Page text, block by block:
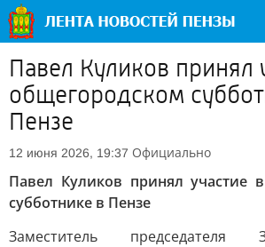
Павел Куликов принял
общегородском
Пензе
12 июня 2026, 19:37 Официально
Павел Куликов принял участие
субботнике в Пензе
Заместитель председателя